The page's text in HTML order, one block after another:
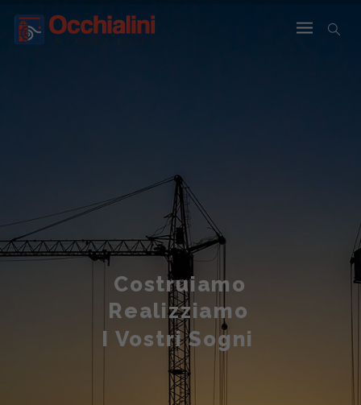
Costruiamo
Realizziamo
I Vostri Sogni